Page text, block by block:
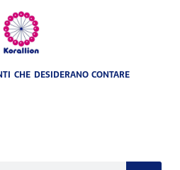
CHE DESIDERANO CONTARE